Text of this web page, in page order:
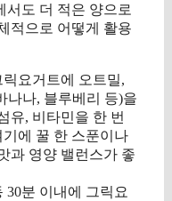
서도 더 적은 양으로
적으로 어떻게 활용
릭요거트에 오트밀,
나나, 블루베리 등)을
유, 비타민을 한 번
에 꿀 한 스푼이나
과 영양 밸런스가 좋
30분 이내에 그릭요